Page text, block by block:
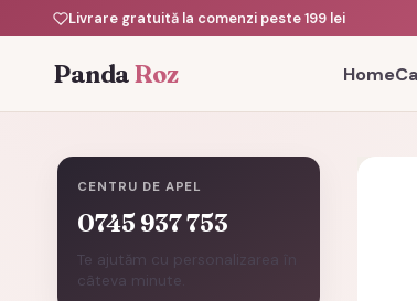
Livrare gratuită la comenzi peste 199 lei
PandaRoz Home
CENTRU DE APEL
0745 937 753
Te ajutăm cu personalizarea în
câteva minute.